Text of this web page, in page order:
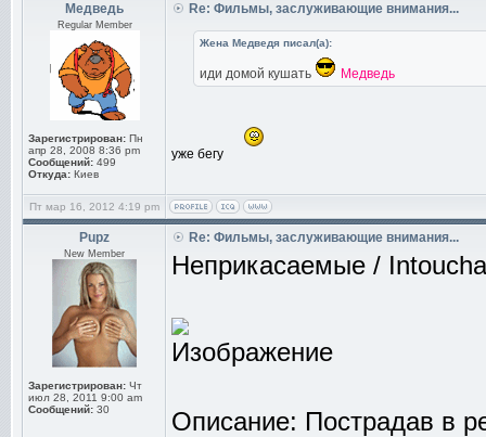
Медведь
Regular Member
Зарегистрирован: Пн
апр 28, 2008 8:36 pm
Сообщений: 499
Откуда: Киев
Re: Фильмы, заслуживающие внимания...
Жена Медведя писал(а):
иди домой кушать Медведь
уже бегу
Пт мар 16, 2012 4:19 pm
Pupz
New Member
Зарегистрирован: Чт
июл 28, 2011 9:00 am
Сообщений: 30
Re: Фильмы, заслуживающие внимания...
Неприкасаемые /
Описание: Пострадав в